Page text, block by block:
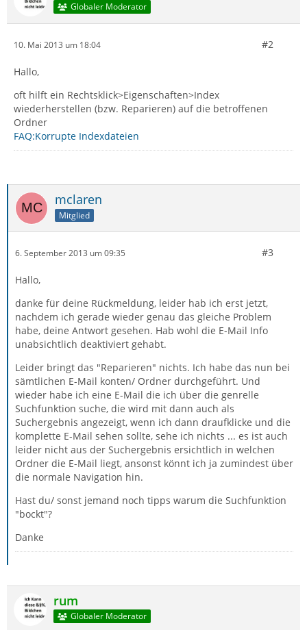
Globaler Moderator
10. Mai 2013 um 18:04 #2
Hallo,
oft hilft ein Rechtsklick>Eigenschaften>Index
wiederherstellen (bzw. Reparieren) auf die betroffenen
Ordner
FAQ:Korrupte Indexdateien
mclaren
Mitglied
6. September 2013 um 09:35 #3
Hallo,
danke für deine Rückmeldung, leider hab ich erst jetzt,
nachdem ich gerade wieder genau das gleiche Problem
habe, deine Antwort gesehen. Hab wohl die E-Mail Info
unabsichtlich deaktiviert gehabt.
Leider bringt das "Reparieren" nichts. Ich habe das nun bei
sämtlichen E-Mail konten/ Ordner durchgeführt. Und
wieder habe ich eine E-Mail die ich über die genrelle
Suchfunktion suche, die wird mit dann auch als
Suchergebnis angezeigt, wenn ich dann draufklicke und die
komplette E-Mail sehen sollte, sehe ich nichts ... es ist auch
leider nicht aus der Suchergebnis ersichtlich in welchen
Ordner die E-Mail liegt, ansonst könnt ich ja zumindest über
die normale Navigation hin.
Hast du/ sonst jemand noch tipps warum die Suchfunktion
"bockt"?
Danke
rum
Globaler Moderator